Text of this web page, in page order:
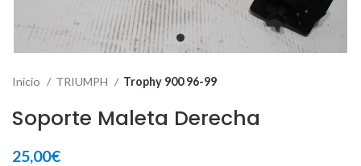
Inicio TRIUMPH Trophy 900 96-99
Soporte Maleta Derecha
25,00€